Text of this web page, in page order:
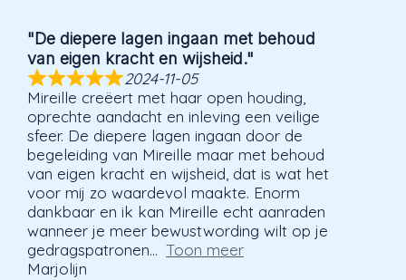
"De diepere lagen ingaan met behoud
van eigen kracht en wijsheid."
2024-11-05
Mireille creëert met haar open houding,
oprechte aandacht en inleving een veilige
sfeer. De diepere lagen ingaan door de
begeleiding van Mireille maar met behoud
van eigen kracht en wijsheid, dat is wat het
voor mij zo waardevol maakte. Enorm
dankbaar en ik kan Mireille echt aanraden
wanneer je meer bewustwording wilt op je
gedragspatronen
Toon meer
Marjolijn